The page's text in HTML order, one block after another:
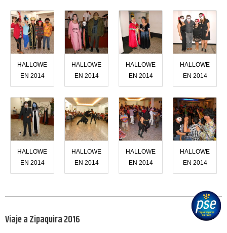
HALLOWE
EN 2014
HALLOWE
EN 2014
HALLOWE
EN 2014
HALLOWE
EN 2014
HALLOWE
EN 2014
HALLOWE
EN 2014
HALLOWE
EN 2014
HALLOWE
EN 2014
Viaje a Zipaquira 2016